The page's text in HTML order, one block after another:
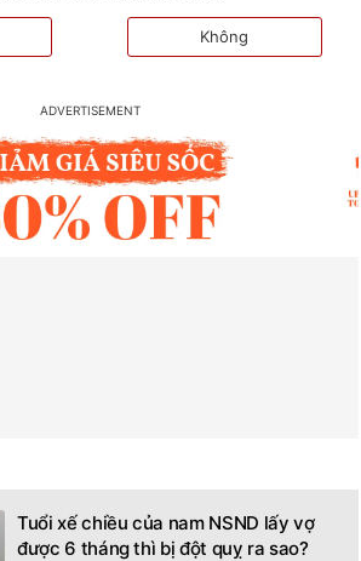
Không
Tuổi xế chiều của nam NSND lấy vợ
được 6 tháng thì bị đột quỵ ra sao?